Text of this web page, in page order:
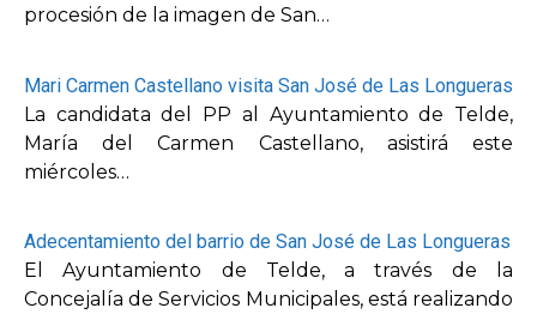
procesión de la imagen de San…
Mari Carmen Castellano visita San José de Las Longueras
La candidata del PP al Ayuntamiento de Telde,
María del Carmen Castellano, asistirá este
miércoles…
Adecentamiento del barrio de San José de Las Longueras
El Ayuntamiento de Telde, a través de la
Concejalía de Servicios Municipales, está realizando